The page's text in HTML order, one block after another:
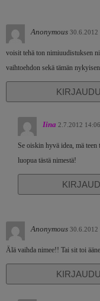
Anonymous 30.6.2012
voisit tehä ton nimiuudistuksen
vaihtoehdon sekä tämän
Iina 2.7.2012 14:06
Se oiskin hyvä idea, mä
luopua tästä nimestä!
Anonymous 30.6.2012
Älä vaihda nimee!! Tai sit toi